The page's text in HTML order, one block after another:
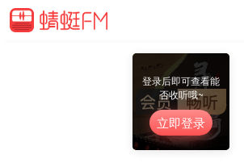
登录后即可查看能
否收听哦~
立即登录